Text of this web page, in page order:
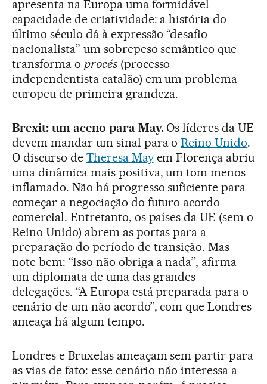
apresenta na Europa uma formidável
capacidade de criatividade: a história do
último século dá à expressão “desafio
nacionalista” um sobrepeso semântico que
transforma o procés(processo
independentista catalão) em um problema
europeu de primeira grandeza.
Brexit: um aceno para May.Os líderes da UE
devem mandar um sinal para oReino Unido.
O discurso de Theresa Mayem Florença abriu
uma dinâmica mais positiva, um tom menos
inflamado. Não há progresso suficiente para
começar a negociação do futuro acordo
comercial. Entretanto, os países da UE (sem o
Reino Unido) abrem as portas para a
preparação do período de transição. Mas
note bem: “Isso não obriga a nada”, afirma
um diplomata de uma das grandes
delegações. “A Europa está preparada para o
cenário de um não acordo”, com que Londres
ameaça há algum tempo.
Londres e Bruxelas ameaçam sem partir para
as vias de fato: esse cenário não interessa a